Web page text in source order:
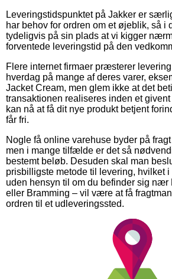
Leveringstidspunktet på Jakker er
har behov for ordren om et øjeblik, så i
tydeligvis på sin plads at vi kigger
forventede leveringstid på den
Flere internet firmaer præsterer
hverdag på mange af deres varer,
Jacket Cream, men glem ikke at det
transaktionen realiseres inden et
kan nå at få dit nye produkt betjent
får fri.
Nogle få online varehuse byder på
men i mange tilfælde er det så
bestemt beløb. Desuden skal man
prisbilligste metode til levering, hvilket
uden hensyn til om du befinder sig nær
eller Bramming – vil være at få
ordren til et udleveringssted.